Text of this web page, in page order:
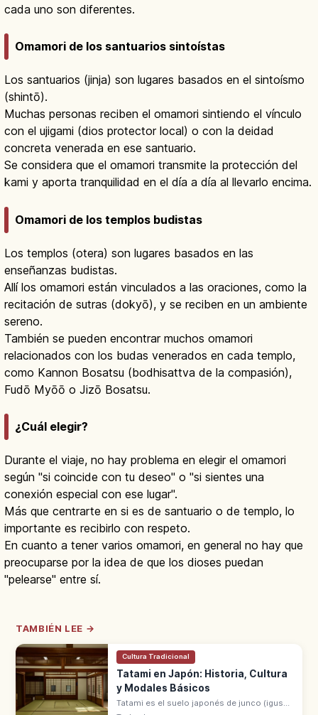
cada uno son diferentes.
Omamori de los santuarios sintoístas
Los santuarios (jinja) son lugares basados en el sintoísmo
(shintō).
Muchas personas reciben el omamori sintiendo el vínculo
con el ujigami (dios protector local) o con la deidad
concreta venerada en ese santuario.
Se considera que el omamori transmite la protección del
kami y aporta tranquilidad en el día a día al llevarlo encima.
Omamori de los templos budistas
Los templos (otera) son lugares basados en las
enseñanzas budistas.
Allí los omamori están vinculados a las oraciones, como la
recitación de sutras (dokyō), y se reciben en un ambiente
sereno.
También se pueden encontrar muchos omamori
relacionados con los budas venerados en cada templo,
como Kannon Bosatsu (bodhisattva de la compasión),
Fudō Myōō o Jizō Bosatsu.
¿Cuál elegir?
Durante el viaje, no hay problema en elegir el omamori
según "si coincide con tu deseo" o "si sientes una
conexión especial con ese lugar".
Más que centrarte en si es de santuario o de templo, lo
importante es recibirlo con respeto.
En cuanto a tener varios omamori, en general no hay que
preocuparse por la idea de que los dioses puedan
"pelearse" entre sí.
TAMBIÉN LEE →
Cultura Tradicional
Tatami en Japón: Historia, Cultura
y Modales Básicos
Tatami es el suelo japonés de junco (igusa),